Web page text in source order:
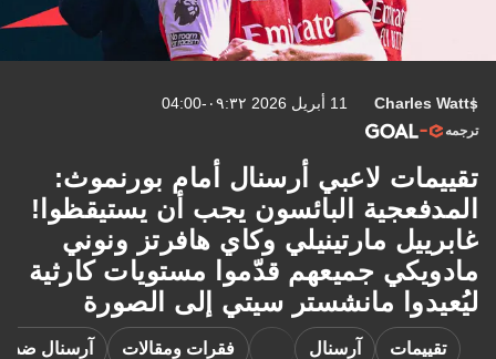
Charles Watts 11 أبريل 2026 ٠٩:٣٢-04:00
ترجمه
تقييمات لاعبي أرسنال أمام بورنموث:
المدفعجية البائسون يجب أن يستيقظوا!
غابرييل مارتينيلي وكاي هافرتز ونوني
مادويكي جميعهم قدّموا مستويات كارثية
ليُعيدوا مانشستر سيتي إلى الصورة
تقييمات آرسنال فقرات ومقالات آرسنال ضد